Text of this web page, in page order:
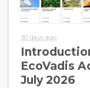
30 days ago
EcoVadis
July 2026